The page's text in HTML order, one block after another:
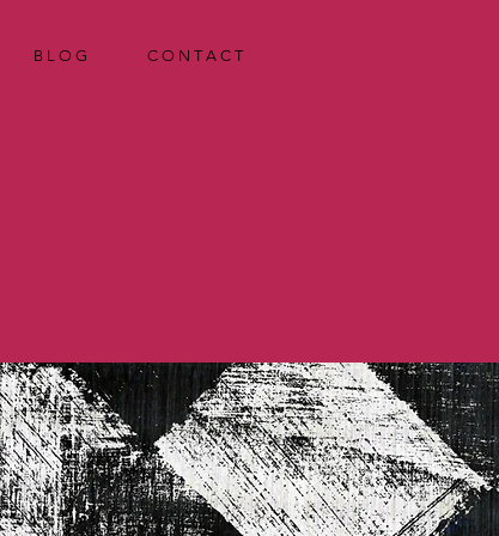
B L O G C O N T A C T